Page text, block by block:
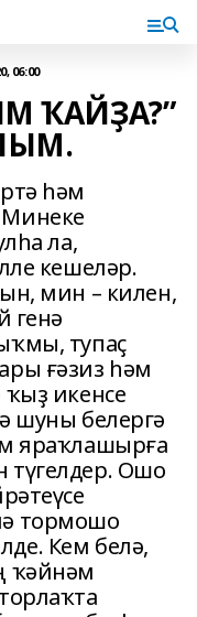
06:00
ҠАЙҘА?”
һәм
ла,
кешеләр.
мин – килен,
генә
тупаҫ
ғәзиз һәм
икенсе
шуны белергә
яраҡлашырға
түгелдер. Ошо
тормошо
Кем белә,
ҡәйнәм